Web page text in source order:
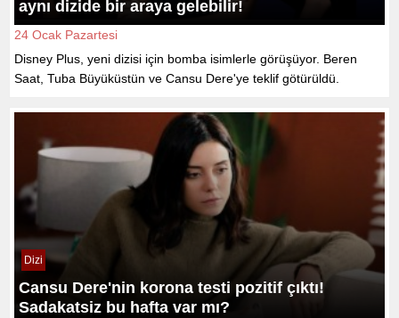
aynı dizide bir araya gelebilir!
24 Ocak Pazartesi
Disney Plus, yeni dizisi için bomba isimlerle görüşüyor. Beren
Saat, Tuba Büyüküstün ve Cansu Dere'ye teklif götürüldü.
Dizi
Cansu Dere'nin korona testi pozitif çıktı!
Sadakatsiz bu hafta var mı?